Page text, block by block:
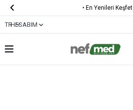
 • En Yenileri Keşfet
TRHESABIM